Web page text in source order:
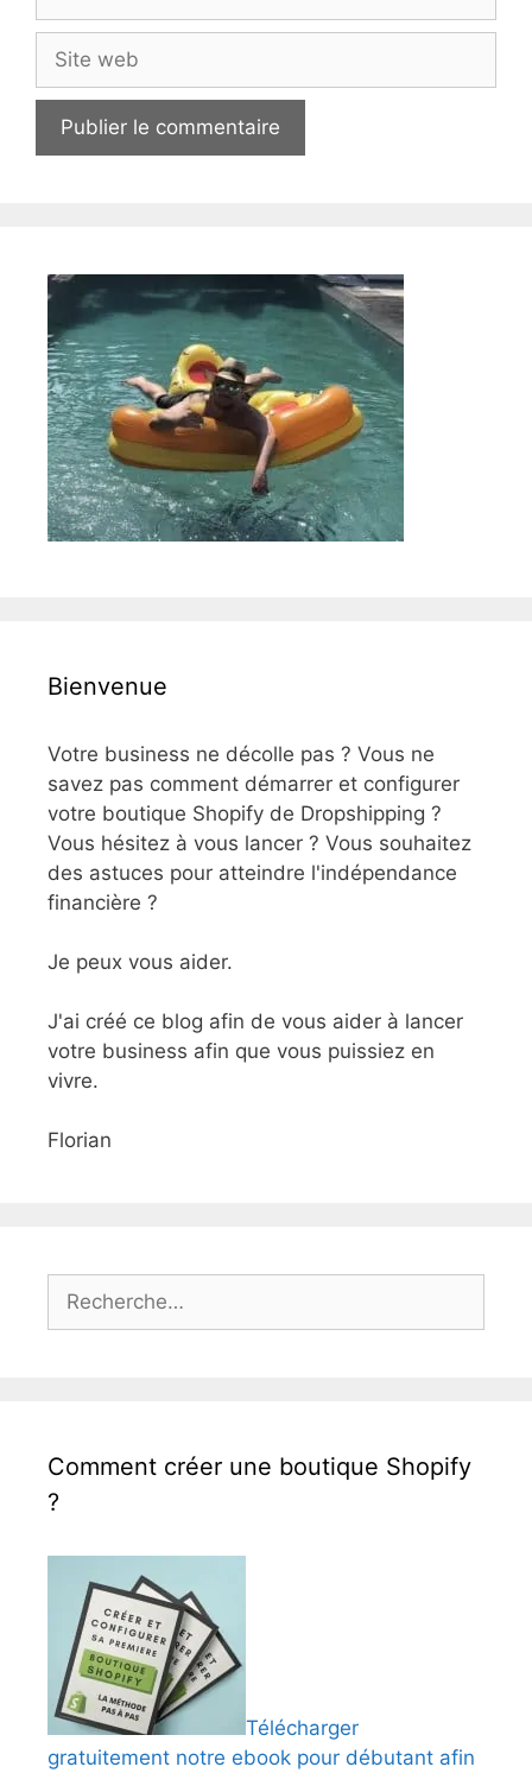
web
Bienvenue
Votre business ne décolle pas ? Vous ne
savez pas comment démarrer et configurer
votre boutique Shopify de Dropshipping ?
Vous hésitez à vous lancer ? Vous souhaitez
des astuces pour atteindre l'indépendance
financière ?
Je peux vous aider.
J'ai créé ce blog afin de vous aider à lancer
votre business afin que vous puissiez en
vivre.
Florian
Comment créer une boutique Shopify
?
Télécharger
gratuitement notre ebook pour débutant afin